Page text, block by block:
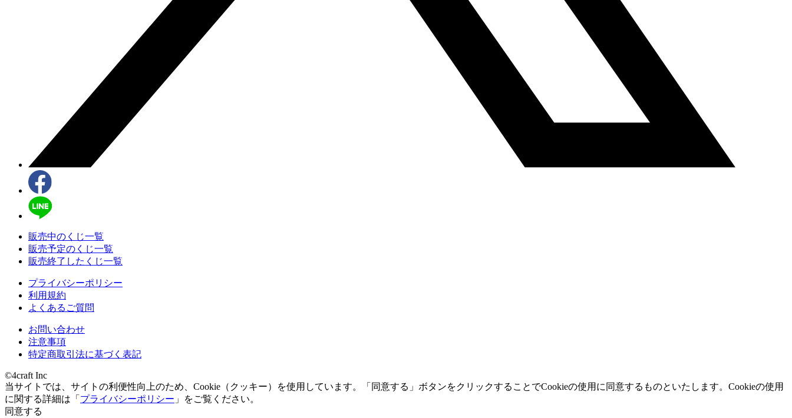
販売中のくじ一覧
販売予定のくじ一覧
販売終了したくじ一覧
プライバシーポリシー
利用規約
よくあるご質問
お問い合わせ
注意事項
特定商取引法に基づく表記
©4craft Inc
当サイトでは、サイトの利便性向上のため、Cookie（クッキー）を使用しています。「同意する」ボタンをクリックすることでCookieの使用に同意するものといたします。Cookieの使用
に関する詳細は「 プライバシーポリシー 」をご覧ください。
同意する